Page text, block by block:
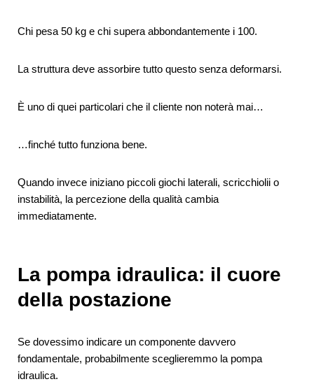
Chi pesa 50 kg e chi supera abbondantemente i 100.
La struttura deve assorbire tutto questo senza deformarsi.
È uno di quei particolari che il cliente non noterà mai…
…finché tutto funziona bene.
Quando invece iniziano piccoli giochi laterali, scricchiolii o
instabilità, la percezione della qualità cambia
immediatamente.
La pompa idraulica: il cuore
della postazione
Se dovessimo indicare un componente davvero
fondamentale, probabilmente sceglieremmo la pompa
idraulica.